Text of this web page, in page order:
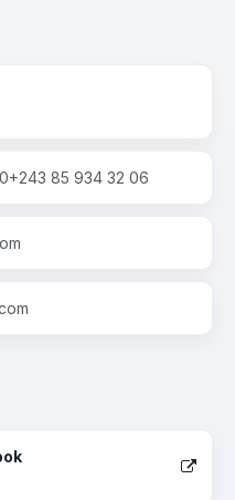
+243 85 934 32 06